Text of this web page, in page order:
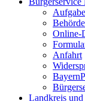
Online-
Anfahrt
Landkreis und